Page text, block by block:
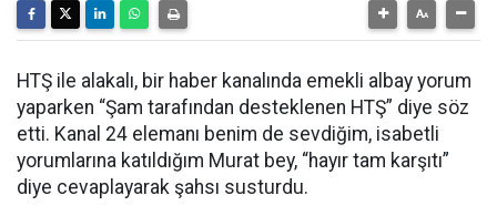
HTŞ ile alakalı, bir haber kanalında emekli albay yorum
yaparken “Şam tarafından desteklenen HTŞ” diye söz
etti. Kanal 24 elemanı benim de sevdiğim, isabetli
yorumlarına katıldığım Murat bey, “hayır tam karşıtı”
diye cevaplayarak şahsı susturdu.